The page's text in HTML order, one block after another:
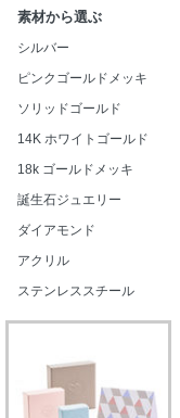
素材から選ぶ
シルバー
ピンクゴールドメッキ
ソリッドゴールド
14K ホワイトゴールド
18k ゴールドメッキ
誕生石ジュエリー
ダイアモンド
アクリル
ステンレススチール